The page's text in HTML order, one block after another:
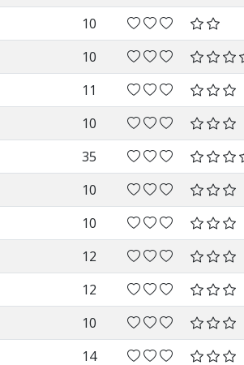
10
10
11
10
35
10
10
12
12
10
14